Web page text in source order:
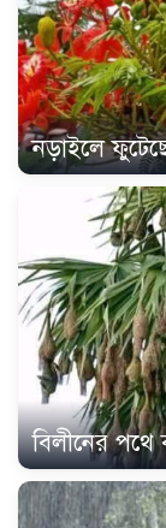
নড়াইলে
বিলীনের পথে